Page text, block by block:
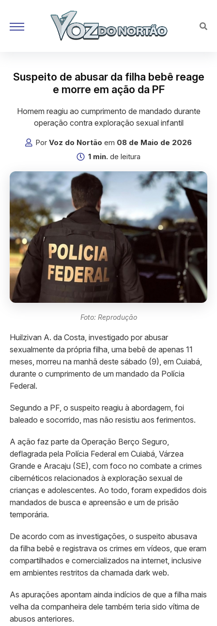
Suspeito de abusar da filha bebê reage
e morre em ação da PF
Homem reagiu ao cumprimento de mandado durante
operação contra exploração sexual infantil
Por Voz do Nortão em 08 de Maio de 2026
1 min. de leitura
Foto: Reprodução
Huilzivan A. da Costa, investigado por abusar
sexualmente da própria filha, uma bebê de apenas 11
meses, morreu na manhã deste sábado (9), em Cuiabá,
durante o cumprimento de um mandado da Polícia
Federal.
Segundo a PF, o suspeito reagiu à abordagem, foi
baleado e socorrido, mas não resistiu aos ferimentos.
A ação faz parte da Operação Berço Seguro,
deflagrada pela Polícia Federal em Cuiabá, Várzea
Grande e Aracaju (SE), com foco no combate a crimes
cibernéticos relacionados à exploração sexual de
crianças e adolescentes. Ao todo, foram expedidos dois
mandados de busca e apreensão e um de prisão
temporária.
De acordo com as investigações, o suspeito abusava
da filha bebê e registrava os crimes em vídeos, que eram
compartilhados e comercializados na internet, inclusive
em ambientes restritos da chamada dark web.
As apurações apontam ainda indícios de que a filha mais
velha da companheira dele também teria sido vítima de
abusos anteriores.